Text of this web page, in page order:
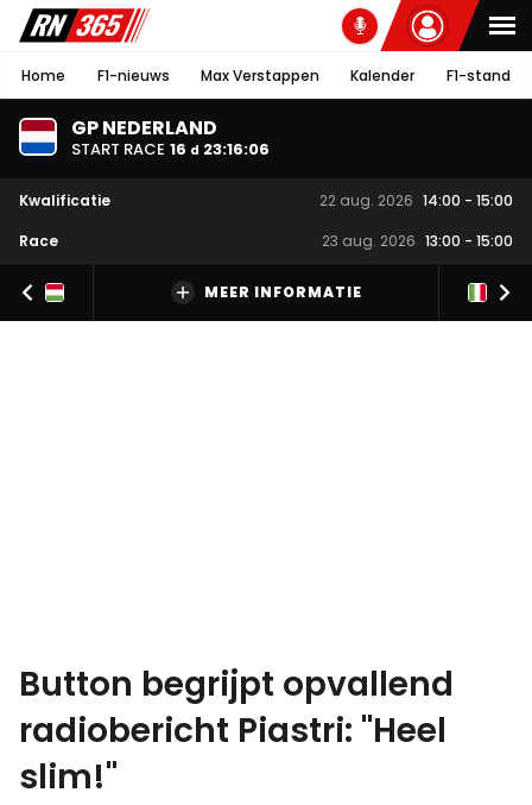
Home F1-nieuws Max Verstappen Kalender F1-stand
GP NEDERLAND
START RACE 16 d 23:16:05
Kwalificatie 22 aug. 2026 14:00 - 15:00
Race
23 aug. 2026 13:00 - 15:00
MEER INFORMATIE
Button begrijpt opvallend
radiobericht Piastri: "Heel
slim!"